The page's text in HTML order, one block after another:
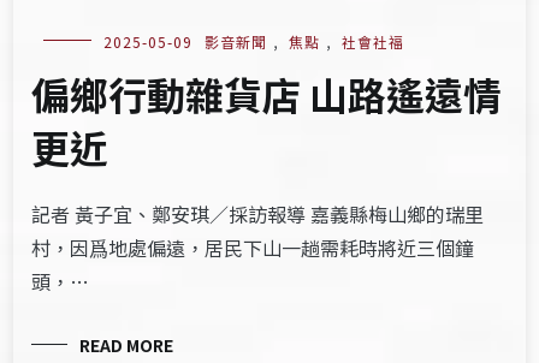
2025-05-09 影音新聞 , 焦點 , 社會社福
偏鄉行動雜貨店 山路遙遠情
更近
記者 黃子宜、鄭安琪／採訪報導 嘉義縣梅山鄉的瑞里
村，因爲地處偏遠，居民下山一趟需耗時將近三個鐘
頭，…
READ MORE